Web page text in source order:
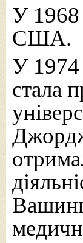
У 1968
США.
У 1974
стала